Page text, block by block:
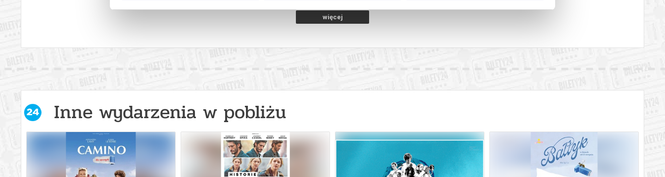
więcej
Inne wydarzenia w pobliżu